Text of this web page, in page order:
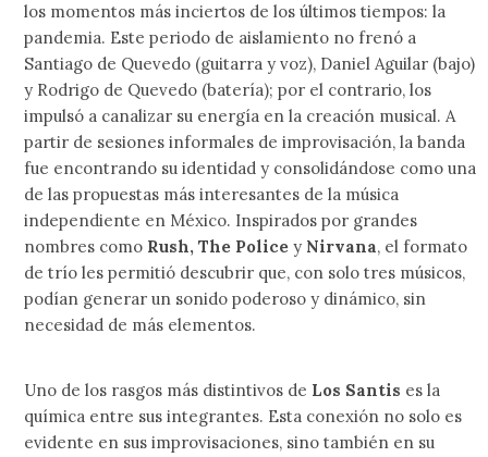
los momentos más inciertos de los últimos tiempos: la
pandemia. Este periodo de aislamiento no frenó a
Santiago de Quevedo (guitarra y voz), Daniel Aguilar (bajo)
y Rodrigo de Quevedo (batería); por el contrario, los
impulsó a canalizar su energía en la creación musical. A
partir de sesiones informales de improvisación, la banda
fue encontrando su identidad y consolidándose como una
de las propuestas más interesantes de la música
independiente en México. Inspirados por grandes
nombres como Rush, The Policey Nirvana, el formato
de trío les permitió descubrir que, con solo tres músicos,
podían generar un sonido poderoso y dinámico, sin
necesidad de más elementos.
Uno de los rasgos más distintivos de Los Santis es la
química entre sus integrantes. Esta conexión no solo es
evidente en sus improvisaciones, sino también en su